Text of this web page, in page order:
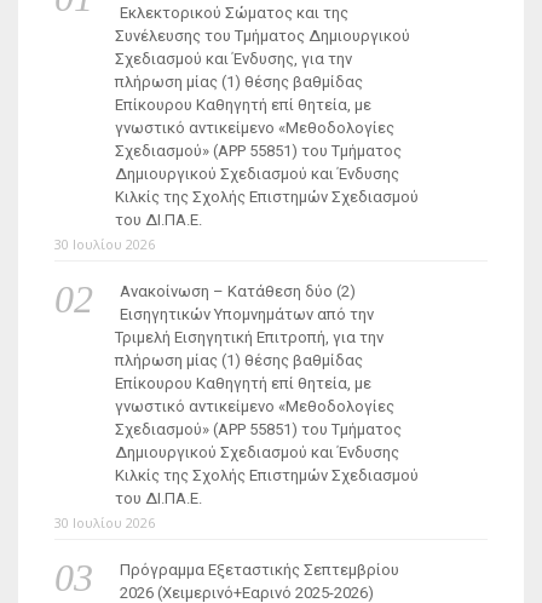
Εκλεκτορικού Σώματος και της
Συνέλευσης του Τμήματος Δημιουργικού
Σχεδιασμού και Ένδυσης, για την
πλήρωση μίας (1) θέσης βαθμίδας
Επίκουρου Καθηγητή επί θητεία, με
γνωστικό αντικείμενο «Μεθοδολογίες
Σχεδιασμού» (ΑΡΡ 55851) του Τμήματος
Δημιουργικού Σχεδιασμού και Ένδυσης
Κιλκίς της Σχολής Επιστημών Σχεδιασμού
του ΔΙ.ΠΑ.Ε.
30 Ιουλίου 2026
Ανακοίνωση – Κατάθεση δύο (2)
Εισηγητικών Υπομνημάτων από την
Τριμελή Εισηγητική Επιτροπή, για την
πλήρωση μίας (1) θέσης βαθμίδας
Επίκουρου Καθηγητή επί θητεία, με
γνωστικό αντικείμενο «Μεθοδολογίες
Σχεδιασμού» (ΑΡΡ 55851) του Τμήματος
Δημιουργικού Σχεδιασμού και Ένδυσης
Κιλκίς της Σχολής Επιστημών Σχεδιασμού
του ΔΙ.ΠΑ.Ε.
30 Ιουλίου 2026
Πρόγραμμα Εξεταστικής Σεπτεμβρίου
2026 (Χειμερινό+Εαρινό 2025-2026)